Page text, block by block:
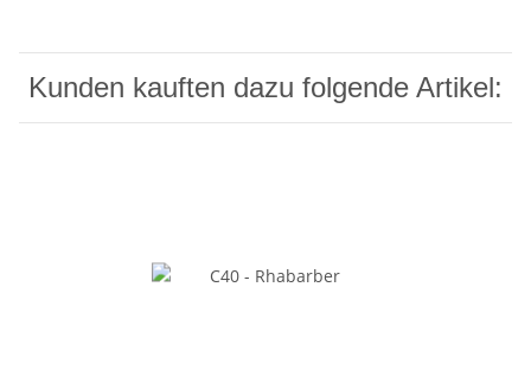
Kunden kauften dazu folgende Artikel: